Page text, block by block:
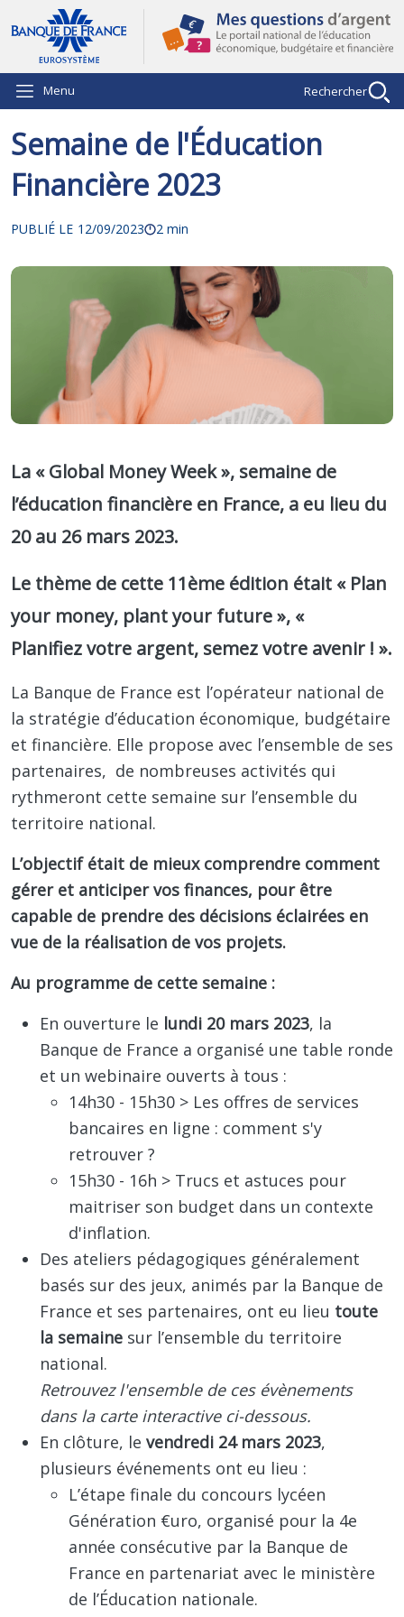
Aller au contenu principal
Menu Rechercher
Semaine de l'Éducation
Financière 2023
PUBLIÉ LE 12/09/2023 2 min
La «Global Money Week», semaine de
l’éducation financière en France, a eu lieu du
20 au 26 mars 2023.
Le thème de cette 11ème édition était « Plan
your money, plant your future», «
Planifiez votre argent, semez votre avenir ! ».
La Banque de France est l’opérateur national de
la stratégie d’éducation économique, budgétaire
et financière. Elle propose avec l’ensemble de ses
partenaires, de nombreuses activités qui
rythmeront cette semaine sur l’ensemble du
territoire national.
L’objectif était de mieux comprendre comment
gérer et anticiper vos finances, pour être
capable de prendre des décisions éclairées en
vue de la réalisation de vos projets.
Au programme de cette semaine :
En ouverture le lundi 20 mars 2023, la
Banque de France a organisé une table ronde
et un webinaire ouverts à tous :
14h30 - 15h30 > Les offres de services
bancaires en ligne : comment s'y
retrouver ?
15h30 - 16h > Trucs et astuces pour
maitriser son budget dans un contexte
d'inflation.
Des ateliers pédagogiques généralement
basés sur des jeux, animés par la Banque de
France et ses partenaires, ont eu lieu toute
la semaine sur l’ensemble du territoire
national.
Retrouvez l'ensemble de ces évènements
dans la carte interactive ci-dessous.
En clôture, le vendredi 24 mars 2023,
plusieurs événements ont eu lieu :
L’étape finale du concours lycéen
Génération €uro, organisé pour la 4e
année consécutive par la Banque de
France en partenariat avec le ministère
de l’Éducation nationale.